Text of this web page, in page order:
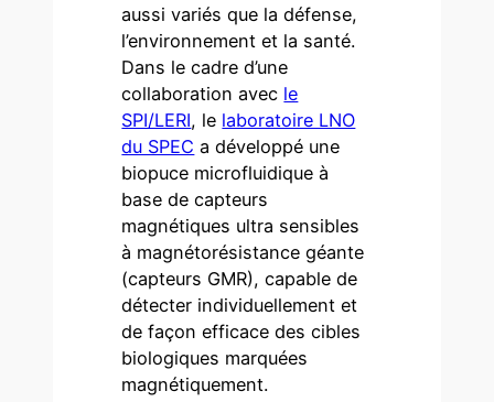
aussi variés que la défense,
l’environnement et la santé.
Dans le cadre d’une
collaboration avec le
SPI/LERI, le laboratoire LNO
du SPEC a développé une
biopuce microfluidique à
base de capteurs
magnétiques ultra sensibles
à magnétorésistance géante
(capteurs GMR), capable de
détecter individuellement et
de façon efficace des cibles
biologiques marquées
magnétiquement.